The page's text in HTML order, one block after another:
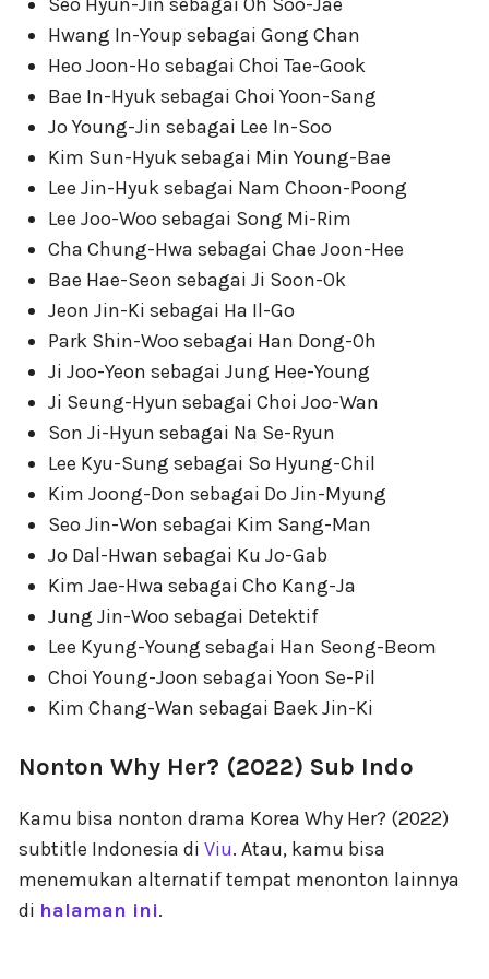
Hwang In-Youp sebagai Gong Chan
Heo Joon-Ho sebagai Choi Tae-Gook
Bae In-Hyuk sebagai Choi Yoon-Sang
Jo Young-Jin sebagai Lee In-Soo
Kim Sun-Hyuk sebagai Min Young-Bae
Lee Jin-Hyuk sebagai Nam Choon-Poong
Lee Joo-Woo sebagai Song Mi-Rim
Cha Chung-Hwa sebagai Chae Joon-Hee
Bae Hae-Seon sebagai Ji Soon-Ok
Jeon Jin-Ki sebagai Ha Il-Go
Park Shin-Woo sebagai Han Dong-Oh
Ji Joo-Yeon sebagai Jung Hee-Young
Ji Seung-Hyun sebagai Choi Joo-Wan
Son Ji-Hyun sebagai Na Se-Ryun
Lee Kyu-Sung sebagai So Hyung-Chil
Kim Joong-Don sebagai Do Jin-Myung
Seo Jin-Won sebagai Kim Sang-Man
Jo Dal-Hwan sebagai Ku Jo-Gab
Kim Jae-Hwa sebagai Cho Kang-Ja
Jung Jin-Woo sebagai Detektif
Lee Kyung-Young sebagai Han Seong-Beom
Choi Young-Joon sebagai Yoon Se-Pil
Kim Chang-Wan sebagai Baek Jin-Ki
Nonton Why Her? (2022) Sub Indo
Kamu bisa nonton drama Korea Why Her? (2022)
subtitle Indonesia di Viu. Atau, kamu bisa
menemukan alternatif tempat menonton lainnya
di halaman ini.